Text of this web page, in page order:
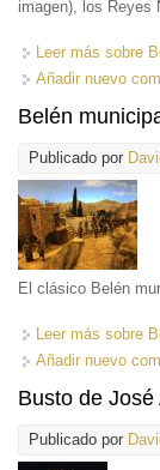
imagen), los Reyes
Leer más sobre
Añadir nuevo
Belén
Publicado por
El clásico Belén
Leer más sobre
Añadir nuevo
Busto de José
Publicado por